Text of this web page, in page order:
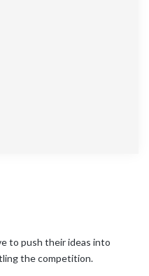
to push their ideas into
the competition.